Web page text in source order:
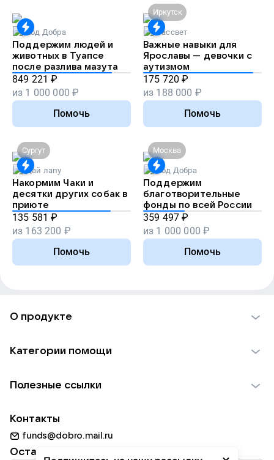
Код Добра
Поддержим людей и
животных в Туапсе
после разлива мазута
849 221 ₽
из 1 000 000 ₽
Помочь
Иркутск
Рассвет
Важные навыки для
Ярославы — девочки с
аутизмом
175 720 ₽
из 188 000 ₽
Помочь
Сургут
Дай лапу
Накормим Чаки и
десятки других собак в
приюте
135 581 ₽
из 163 200 ₽
Помочь
Москва
Код Добра
Поддержим
благотворительные
фонды по всей России
359 497 ₽
из 1 000 000 ₽
Помочь
О продукте
Использование материалов
Для НКО
Партнерам
Категории помощи
Пожилым
Животным
Природе
Полезные ссылки
Добрый день
Контакты
funds@dobro.mail.ru
Оставайтесь с нами